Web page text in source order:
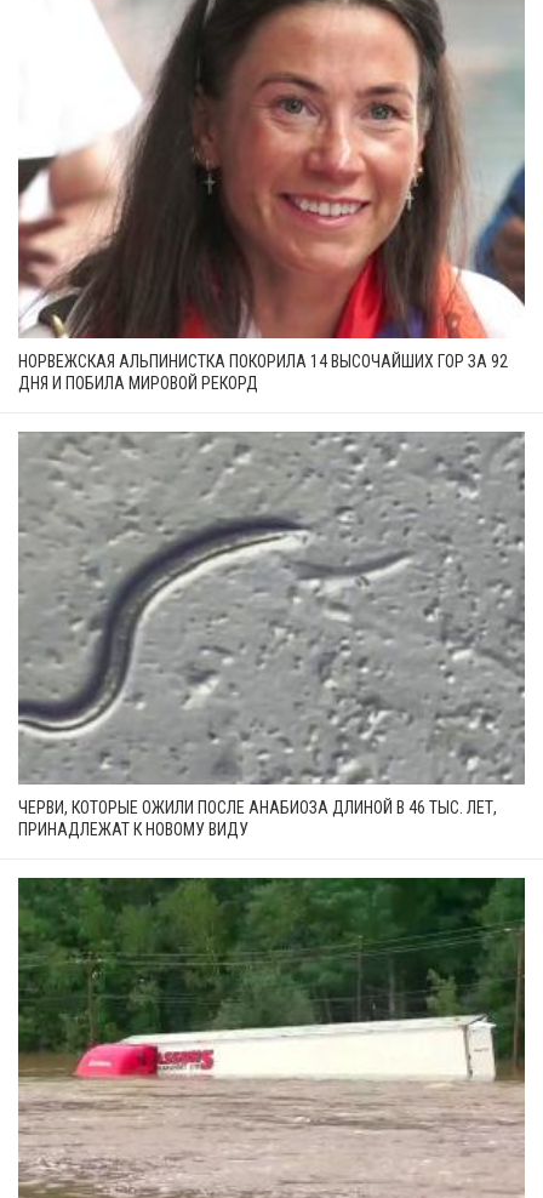
НОРВЕЖСКАЯ АЛЬПИНИСТКА ПОКОРИЛА 14 ВЫСОЧАЙШИХ ГОР ЗА 92
ДНЯ И ПОБИЛА МИРОВОЙ РЕКОРД
ЧЕРВИ, КОТОРЫЕ ОЖИЛИ ПОСЛЕ АНАБИОЗА ДЛИНОЙ В 46 ТЫС. ЛЕТ,
ПРИНАДЛЕЖАТ К НОВОМУ ВИДУ